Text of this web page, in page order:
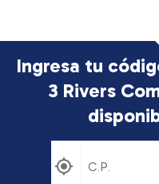
Ingresa tu
3 Rivers